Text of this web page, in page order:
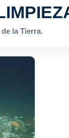
la Tierra.